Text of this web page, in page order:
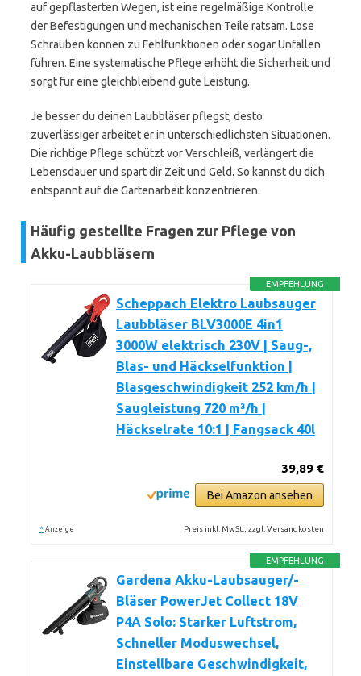
auf gepflasterten Wegen, ist eine regelmäßige Kontrolle
der Befestigungen und mechanischen Teile ratsam. Lose
Schrauben können zu Fehlfunktionen oder sogar Unfällen
führen. Eine systematische Pflege erhöht die Sicherheit und
sorgt für eine gleichbleibend gute Leistung.
Je besser du deinen Laubbläser pflegst, desto
zuverlässiger arbeitet er in unterschiedlichsten Situationen.
Die richtige Pflege schützt vor Verschleiß, verlängert die
Lebensdauer und spart dir Zeit und Geld. So kannst du dich
entspannt auf die Gartenarbeit konzentrieren.
Häufig gestellte Fragen zur Pflege von
Akku-Laubbläsern
EMPFEHLUNG
Scheppach Elektro Laubsauger
Laubbläser BLV3000E 4in1
3000W elektrisch 230V | Saug-,
Blas- und Häckselfunktion |
Blasgeschwindigkeit 252 km/h |
Saugleistung 720 m³/h |
Häckselrate 10:1 | Fangsack 40l
39,89 €
Bei Amazon ansehen
* Anzeige Preis inkl. MwSt., zzgl. Versandkosten
EMPFEHLUNG
Gardena Akku-Laubsauger/-
Bläser PowerJet Collect 18V
P4A Solo: Starker Luftstrom,
Schneller Moduswechsel,
Einstellbare Geschwindigkeit,